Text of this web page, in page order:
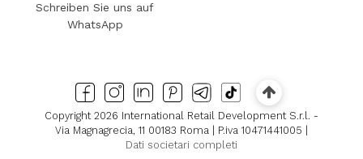
Schreiben Sie uns auf
WhatsApp
Copyright 2026 International Retail Development S.r.l. -
Via Magnagrecia, 11 00183 Roma | P.iva 10471441005 |
Dati societari completi